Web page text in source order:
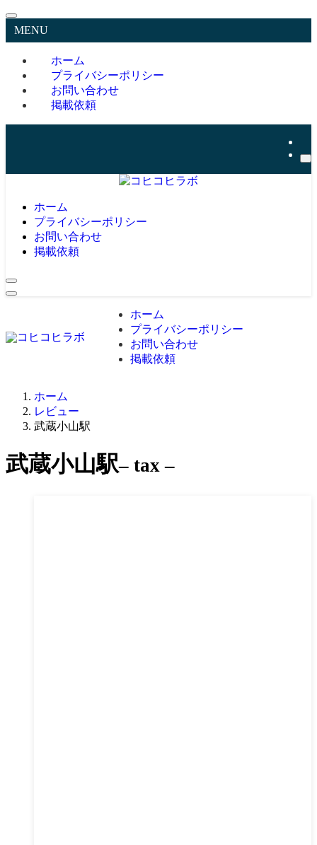
MENU
ホーム
プライバシーポリシー
お問い合わせ
掲載依頼
ホーム
プライバシーポリシー
お問い合わせ
掲載依頼
ホーム
プライバシーポリシー
お問い合わせ
掲載依頼
ホーム
レビュー
武蔵小山駅
武蔵小山駅– tax –